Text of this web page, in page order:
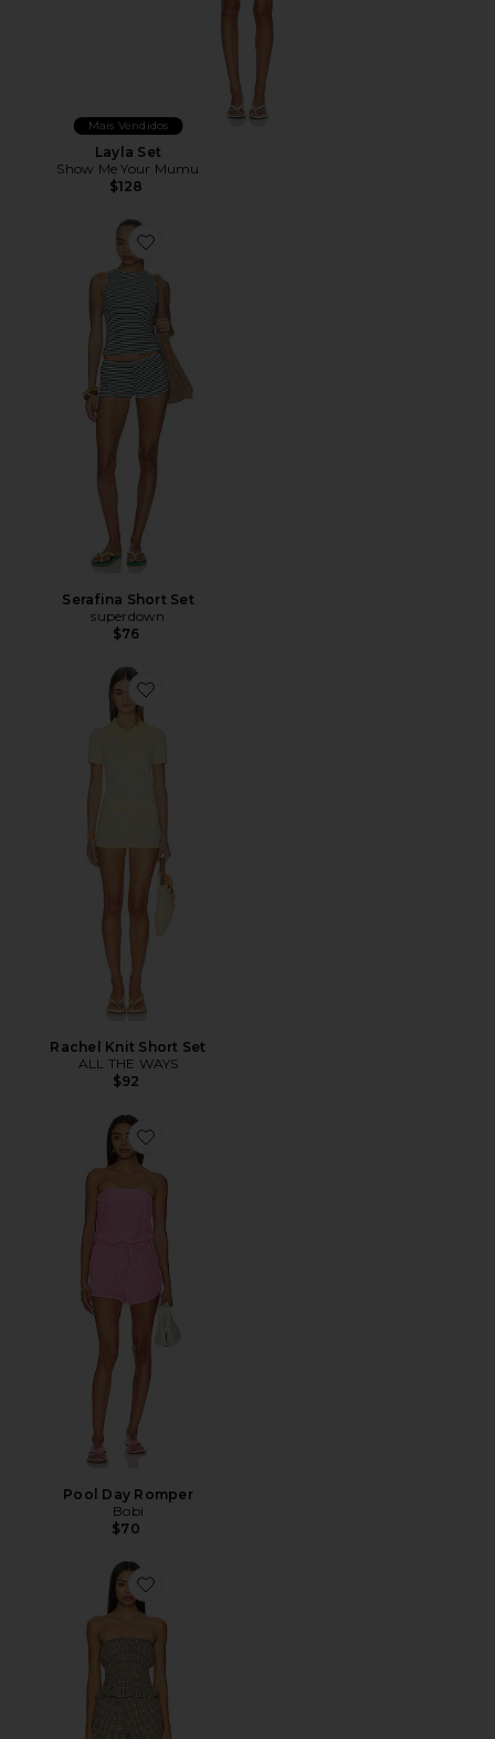
Mais Vendidos
Layla Set
Show Me Your Mumu
$128
Favorite Serafina Short Set
Serafina Short Set
superdown
$76
Favorite Rachel Knit Short Set
Rachel Knit Short Set
ALL THE WAYS
$92
Favorite Pool Day Romper
Pool Day Romper
Bobi
$70
Favorite Flora Set